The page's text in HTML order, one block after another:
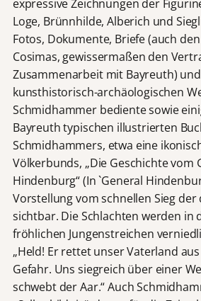
expressive Zeichnungen der
Loge, Brünnhilde, Alberich und
Fotos, Dokumente, Briefe (auch
Cosimas, gewissermaßen den
Zusammenarbeit mit Bayreuth)
kunsthistorisch-archäologischen
Schmidhammer bediente sowie
Bayreuth typischen illustrierten
Schmidhammers, etwa eine
Völkerbunds, „Die Geschichte vom
Hindenburg“ (In `General
Vorstellung vom schnellen Sieg
sichtbar. Die Schlachten werden in
fröhlichen Jungenstreichen
„Held! Er rettet unser Vaterland
Gefahr. Uns siegreich über einer
schwebt der Aar.“ Auch